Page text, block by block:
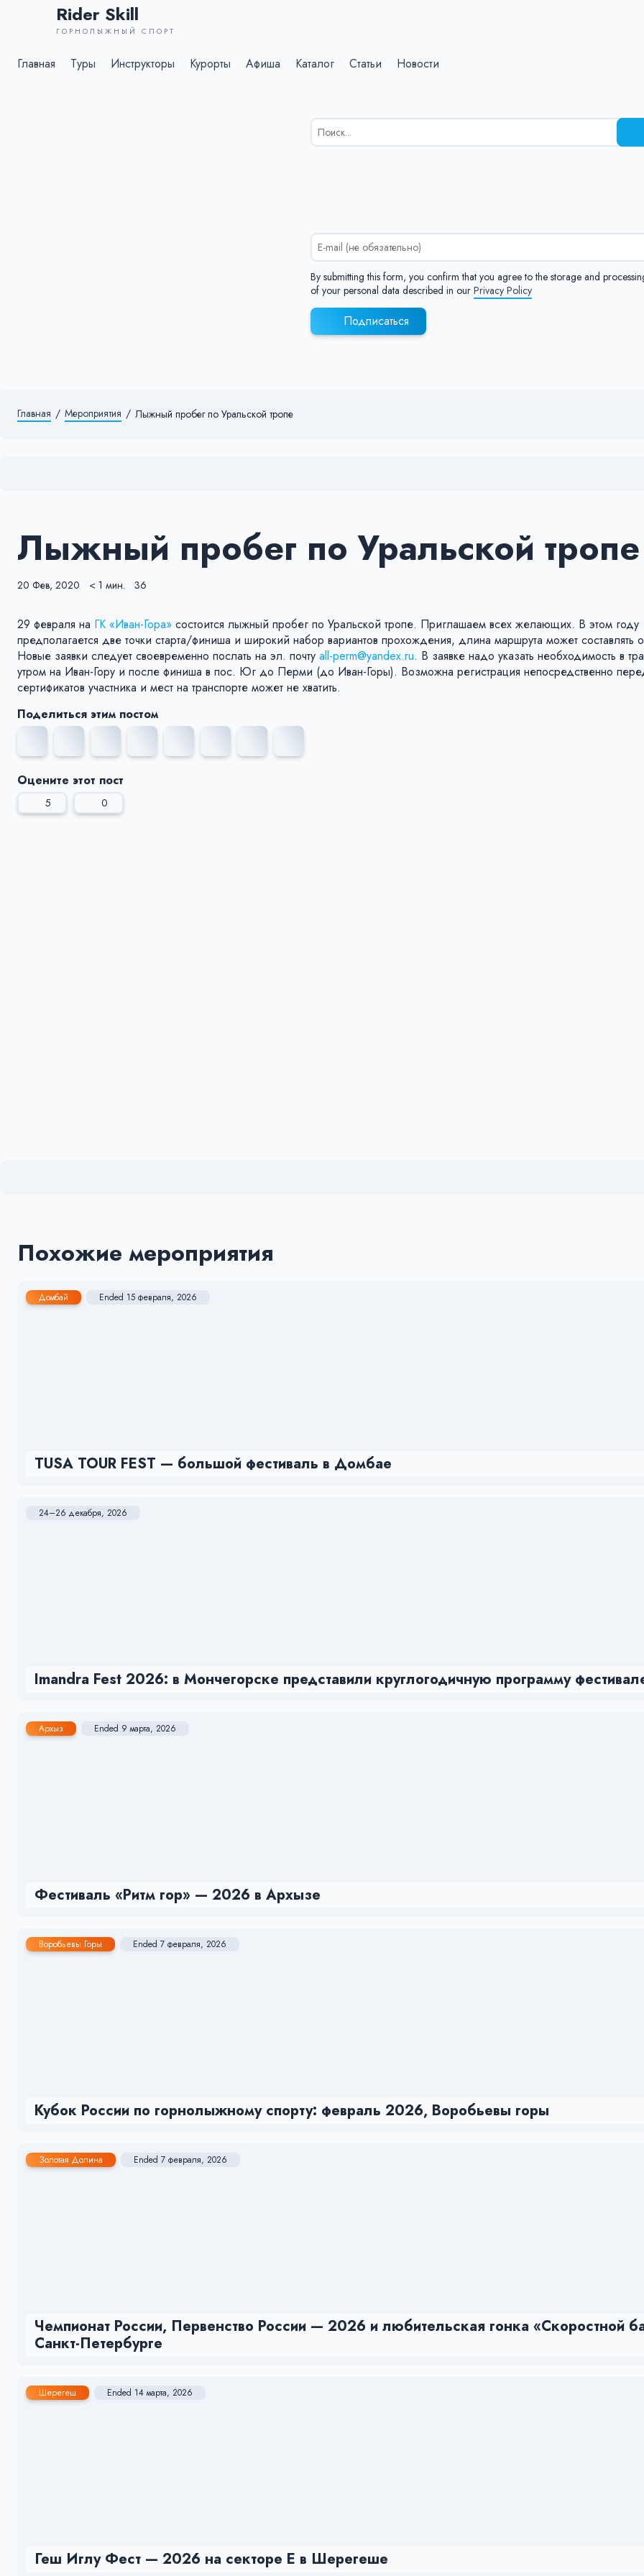
Rider Skill
ГОРНОЛЫЖНЫЙ СПОРТ
Главная Туры Инструкторы Курорты Афиша Каталог Статьи Новости
Результаты
поиска
By submitting this form, you confirm that you agree to the storage and
of your personal data described in our Privacy Policy
Подписаться
Главная / Мероприятия / Лыжный пробег по Уральской тропе
Лыжный пробег по Уральской тропе
20 Фев, 2020 < 1 мин. 36
29 февраля на ГК «Иван-Гора» состоится лыжный пробег по Уральской тропе. Приглашаем всех желающих. В этом году
предполагается две точки старта/финиша и широкий набор вариантов прохождения, длина маршрута может составлять
Новые заявки следует своевременно послать на эл. почту all-perm@yandex.ru. В заявке надо указать необходимость в
утром на Иван-Гору и после финиша в пос. Юг до Перми (до Иван-Горы). Возможна регистрация непосредственно
сертификатов участника и мест на транспорте может не хватить.
Поделиться этим постом
Оцените этот пост
5 0
Похожие мероприятия
Домбай Ended 15 февраля, 2026
TUSA TOUR FEST — большой фестиваль в Домбае
24–26 декабря, 2026
Imandra Fest 2026: в Мончегорске представили круглогодичную программу
Архыз Ended 9 марта, 2026
Фестиваль «Ритм гор» — 2026 в Архызе
Воробьевы Горы Ended 7 февраля, 2026
Кубок России по горнолыжному спорту: февраль 2026, Воробьевы горы
Золотая Долина Ended 7 февраля, 2026
Чемпионат России, Первенство России — 2026 и любительская гонка «Скоростной
Санкт-Петербурге
Шерегеш Ended 14 марта, 2026
Геш Иглу Фест — 2026 на секторе Е в Шерегеше